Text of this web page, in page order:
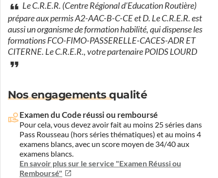
Le C.R.E.R. (Centre Régional d'Education Routière)
prépare aux permis A2-AAC-B-C-CE et D. Le C.R.E.R. est
aussi un organisme de formation habilité, qui dispense les
formations FCO-FIMO-PASSERELLE-CACES-ADR ET
CITERNE. Le C.R.E.R., votre partenaire POIDS LOURD
Nos engagements qualité
Examen du Code réussi ou remboursé
Pour cela, vous devez avoir fait au moins 25 séries dans
Pass Rousseau (hors séries thématiques) et au moins 4
examens blancs, avec un score moyen de 34/40 aux
examens blancs.
En savoir plus sur le service "Examen Réussi ou
Remboursé"